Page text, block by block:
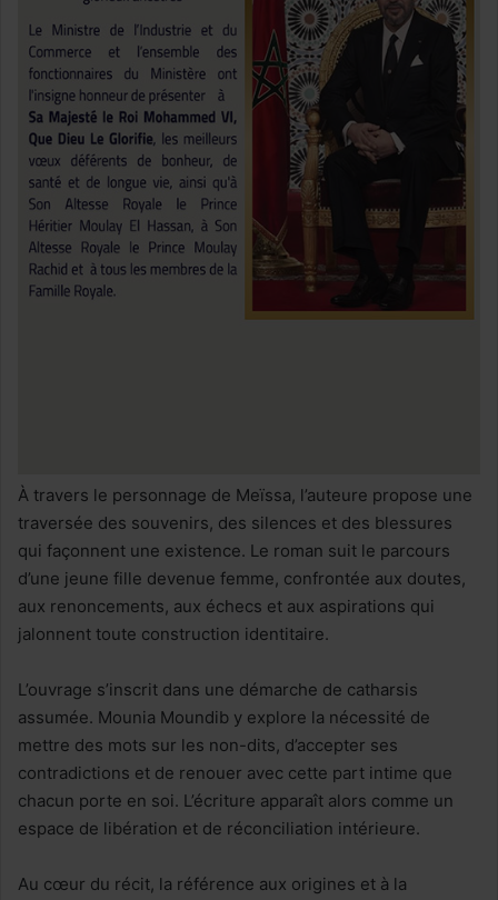
À travers le personnage de Meïssa, l’auteure propose une
traversée des souvenirs, des silences et des blessures
qui façonnent une existence. Le roman suit le parcours
d’une jeune fille devenue femme, confrontée aux doutes,
aux renoncements, aux échecs et aux aspirations qui
jalonnent toute construction identitaire.
L’ouvrage s’inscrit dans une démarche de catharsis
assumée. Mounia Moundib y explore la nécessité de
mettre des mots sur les non-dits, d’accepter ses
contradictions et de renouer avec cette part intime que
chacun porte en soi. L’écriture apparaît alors comme un
espace de libération et de réconciliation intérieure.
Au cœur du récit, la référence aux origines et à la